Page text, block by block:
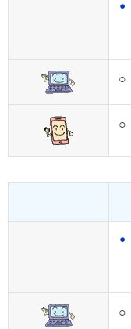
○
○
○